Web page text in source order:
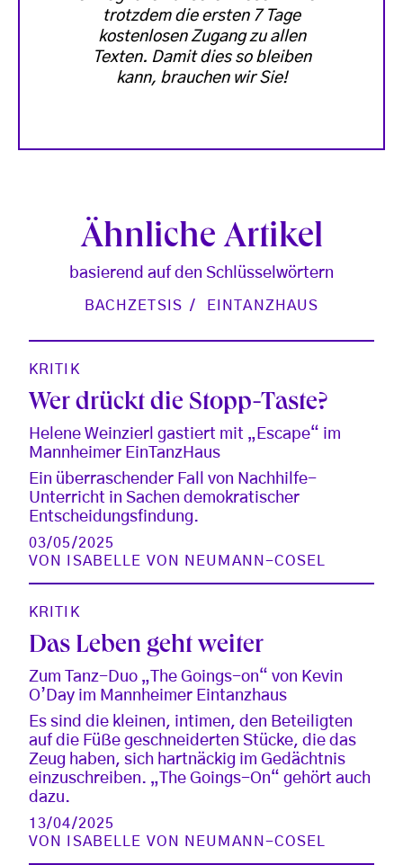
trotzdem die ersten 7 Tage
kostenlosen Zugang zu allen
Texten. Damit dies so bleiben
kann, brauchen wir Sie!
Ähnliche Artikel
basierend auf den Schlüsselwörtern
BACHZETSIS EINTANZHAUS
KRITIK
Wer drückt die Stopp-Taste?
Helene Weinzierl gastiert mit „Escape“ im
Mannheimer EinTanzHaus
Ein überraschender Fall von Nachhilfe-
Unterricht in Sachen demokratischer
Entscheidungsfindung.
03/05/2025
VON
ISABELLE VON NEUMANN-COSEL
KRITIK
Das Leben geht weiter
Zum Tanz-Duo „The Goings-on“ von Kevin
O’Day im Mannheimer Eintanzhaus
Es sind die kleinen, intimen, den Beteiligten
auf die Füße geschneiderten Stücke, die das
Zeug haben, sich hartnäckig im Gedächtnis
einzuschreiben. „The Goings-On“ gehört auch
dazu.
13/04/2025
VON
ISABELLE VON NEUMANN-COSEL